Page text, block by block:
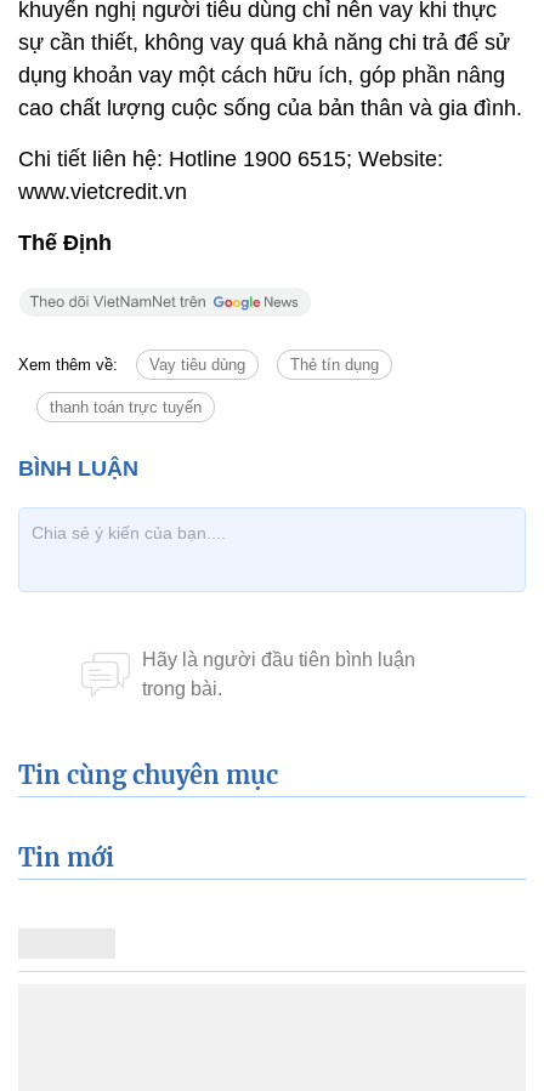
khuyến nghị người tiêu dùng chỉ nên vay khi thực
sự cần thiết, không vay quá khả năng chi trả để sử
dụng khoản vay một cách hữu ích, góp phần nâng
cao chất lượng cuộc sống của bản thân và gia đình.
Chi tiết liên hệ: Hotline 1900 6515; Website:
www.vietcredit.vn
Thế Định
Xem thêm về: Vay tiêu dùng Thẻ tín dụng
thanh toán trực tuyến
Tin cùng chuyên mục
Tin mới